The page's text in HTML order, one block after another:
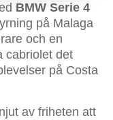
BMW Serie 4
på Malaga
och en
cabriolet det
på Costa
av friheten att